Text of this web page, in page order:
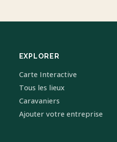
EXPLORER
Carte Interactive
Tous les lieux
Caravaniers
Ajouter votre entreprise